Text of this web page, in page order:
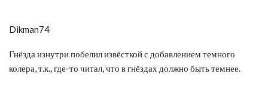
Dikman74
Гнёзда изнутри побелил извёсткой с добавлением темного
колера, т.к., где-то читал, что в гнёздах должно быть темнее.